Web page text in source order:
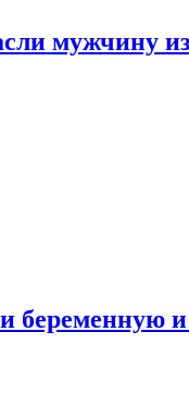
мужчину
беременную